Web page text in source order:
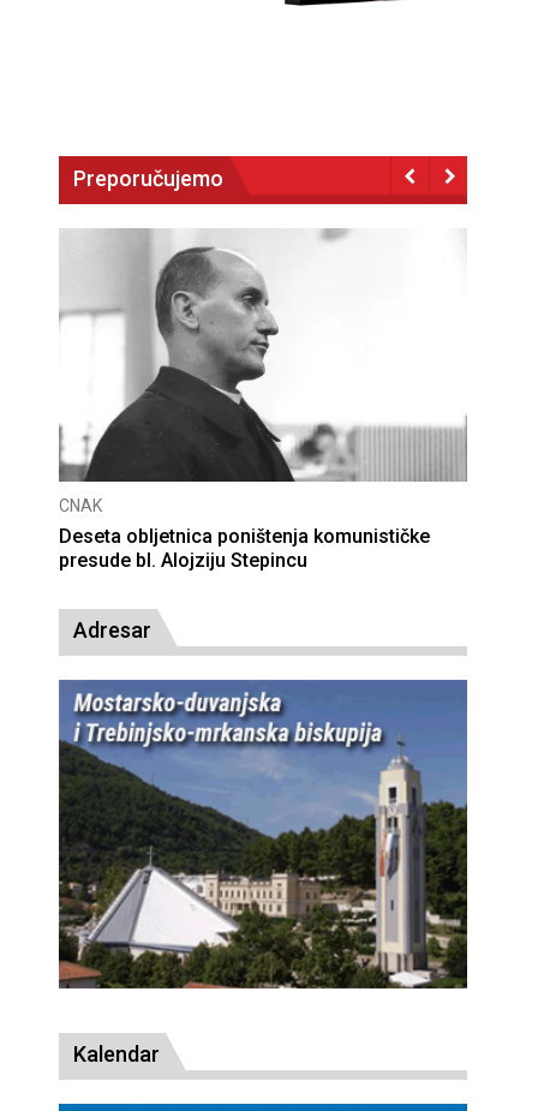
Preporučujemo
CNAK
Deseta obljetnica poništenja komunističke
presude bl. Alojziju Stepincu
Adresar
Kalendar